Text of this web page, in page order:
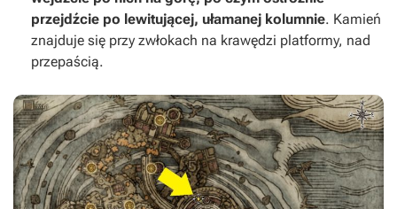
przejdźcie po lewitującej, ułamanej kolumnie. Kamień
znajduje się przy zwłokach na krawędzi platformy, nad
przepaścią.